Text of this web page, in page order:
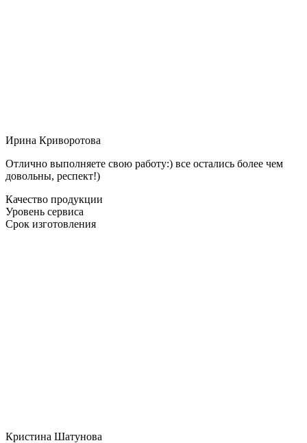
Ирина Криворотова
Отлично выполняете свою работу:) все остались более чем
довольны, респект!)
Качество продукции
Уровень сервиса
Срок изготовления
Кристина Шатунова